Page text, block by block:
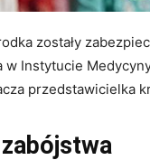
zostały
w Instytucie
przedstawicielka